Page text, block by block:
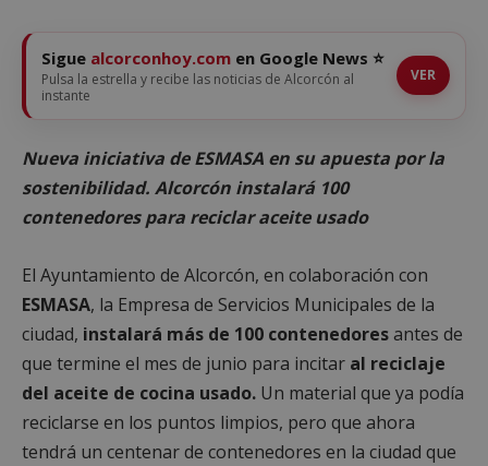
Sigue alcorconhoy.com en Google News ⭐
Pulsa la estrella y recibe las noticias de Alcorcón al
instante
VER
Nueva iniciativa de ESMASA en su apuesta por la
sostenibilidad. Alcorcón instalará 100
contenedores para reciclar aceite usado
El Ayuntamiento de Alcorcón, en colaboración con
ESMASA, la Empresa de Servicios Municipales de la
ciudad, instalará más de 100 contenedoresantes de
que termine el mes de junio para incitar al reciclaje
del aceite de cocina usado. Un material que ya podía
reciclarse en los puntos limpios, pero que ahora
tendrá un centenar de contenedores en la ciudad que